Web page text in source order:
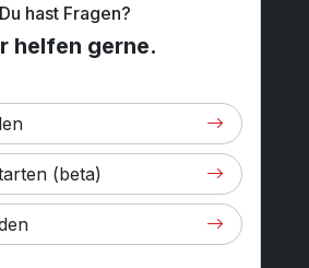
Du hast Fragen?
helfen gerne.
(beta)